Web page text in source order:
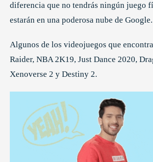
diferencia que no tendrás ningún juego
estarán en una poderosa nube de Google.
Algunos de los videojuegos que
Raider, NBA 2K19, Just Dance 2020,
Xenoverse 2 y Destiny 2.